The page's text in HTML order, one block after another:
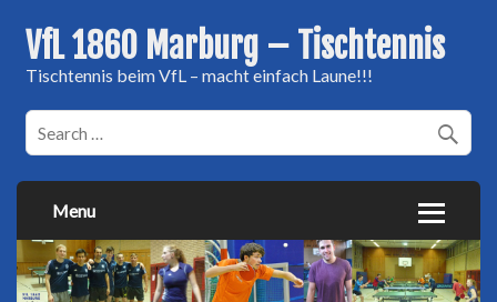
VfL 1860 Marburg – Tischtennis
Tischtennis beim VfL – macht einfach Laune!!!
Menu